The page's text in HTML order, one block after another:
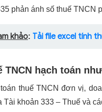
phản ánh số thuế TNCN
khảo: Tải file excel tính
TNCN hạch toán
thuế TNCN đơn vị,
Tài khoản 333 – Thuế và